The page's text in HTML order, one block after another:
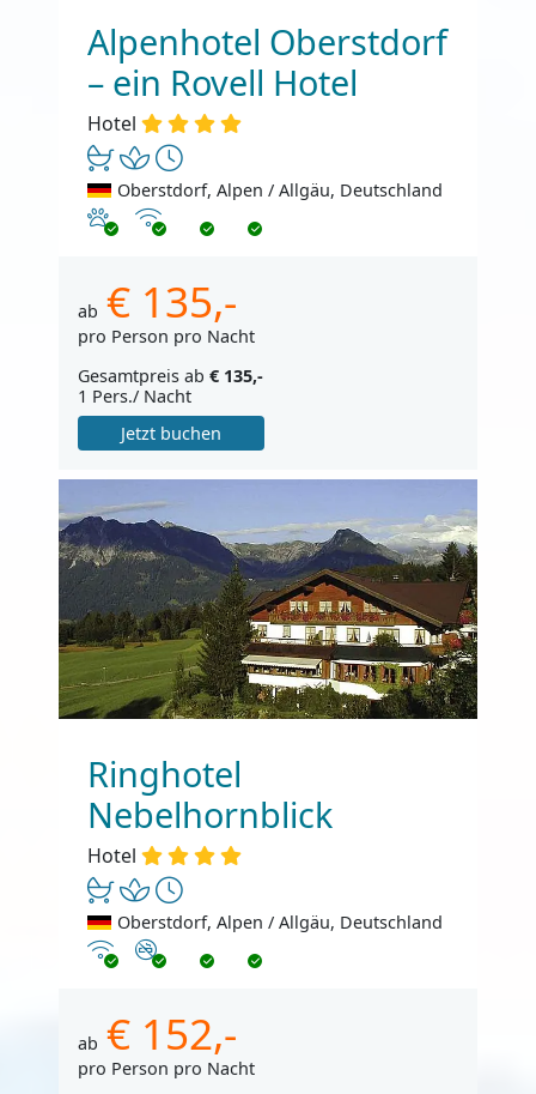
Alpenhotel Oberstdorf
– ein Rovell Hotel
Hotel
Oberstdorf, Alpen / Allgäu, Deutschland
Haustiere erlaubt
Internet
ab € 135,-
pro Person pro Nacht
Gesamtpreis ab € 135,-
1 Pers./ Nacht
Jetzt buchen
Ringhotel
Nebelhornblick
Hotel
Oberstdorf, Alpen / Allgäu, Deutschland
InternetNichtraucher
ab € 152,-
pro Person pro Nacht